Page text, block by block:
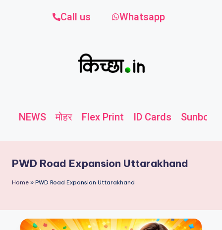
Call us Whatsapp
NEWS मोहर Flex Print ID Cards
PWD Road Expansion Uttarakhand
Home » PWD Road Expansion Uttarakhand